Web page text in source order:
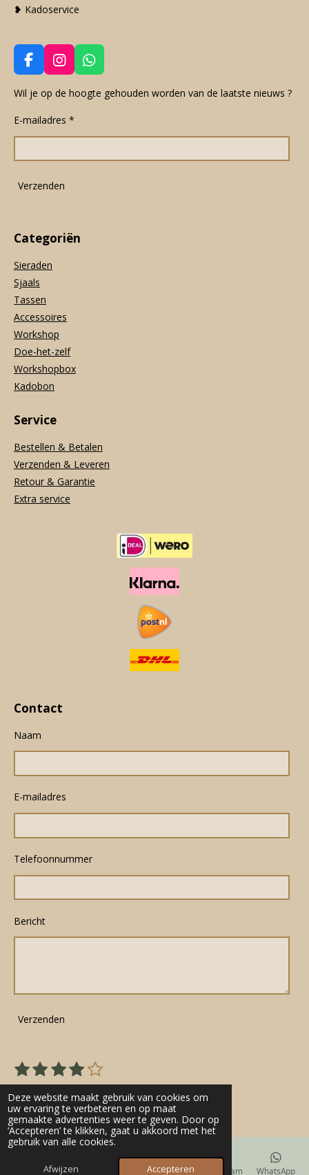
Deze website maakt gebruik van cookies om
uw ervaring te verbeteren en op maat
gemaakte advertenties weer te geven. Door op
‘Accepteren’ te klikken, gaat u akkoord met het
gebruik van alle cookies.
Afwijzen Accepteren
❥ Kadoservice
F
a
c
b
o
I
n
s
a
g
m
W
h
a
A
Wil je op de hoogte gehouden worden van de laatste nieuws ?
E-mailadres *
Verzenden
Categoriën
Sieraden
Sjaals
Tassen
Accessoires
Workshop
Doe-het-zelf
Workshopbox
Kadobon
Service
Bestellen & Betalen
Verzenden & Leveren
Retour & Garantie
Extra service
Contact
Naam
E-mailadres
Telefoonnummer
Bericht
Verzenden
R
a
t
i
n
1
s
t
e
r
2
s
t
e
r
r
3
s
t
e
r
r
e
4
s
t
e
r
r
e
5
s
t
e
r
r
S
e
m
m
e
n
22 stemmen
E-mailadres Telefoonnummer Kaart Instagram WhatsApp